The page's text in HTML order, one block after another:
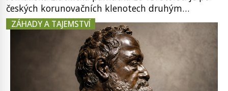
českých korunovačních klenotech druhým
nejcennějším movitým majetkem v České
republice. Přestože byl klenot v roce 1985 po
dramatickém pátrání kriminalistů úspěšně
nalezen, jeho minulost stále obestírá hustá mlha.
Otázky, jak přesně se tato […]
ZÁHADY A TAJEMSTVÍ